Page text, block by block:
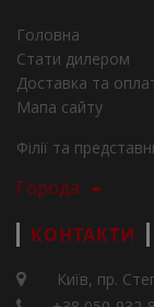
Головна
Стати дилером
Доставка та
Мапа сайту
Філії та
Города
КОНТАКТИ
Київ, пр.